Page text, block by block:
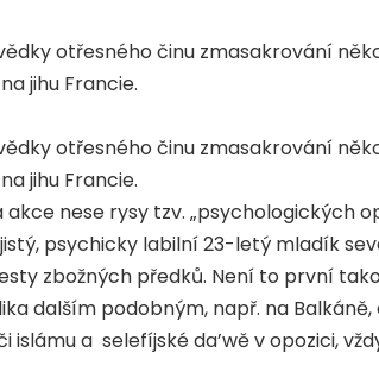
otřesného činu zmasakrování
jihu Francie.
otřesného činu zmasakrování
jihu Francie.
nese rysy tzv. „psychologických
psychicky labilní 23-letý mladík
zbožných předků. Není to první
dalším podobným, např. na
islámu a selefíjské da’wě v opozici,